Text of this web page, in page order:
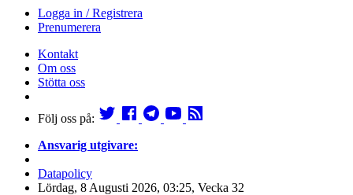
Logga in / Registrera
Prenumerera
Kontakt
Om oss
Stötta oss
Följ oss på:
Ansvarig utgivare:
Datapolicy
Lördag, 8 Augusti 2026, 03:25, Vecka 32